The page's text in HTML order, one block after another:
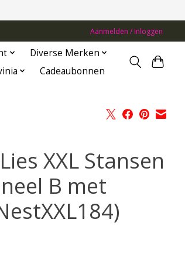
Aanmelden / Inloggen
Diverse Merken
Cadeaubonnen
XXL Stansen
B met